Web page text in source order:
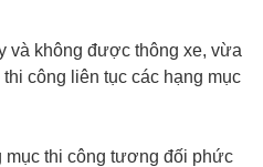
và không được thông xe, vừa
công liên tục các hạng mục
mục thi công tương đối phức